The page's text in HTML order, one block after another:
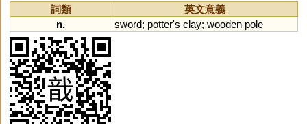
詞類
英文意義
n.
sword; potter's clay; wooden pole